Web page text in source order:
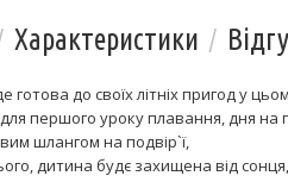
Характеристики
до своїх літніх пригод у
першого уроку плавання, дня на
шлангом на подвір`ї,
дитина будє захищена від сонця,